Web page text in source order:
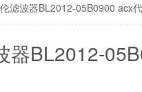
滤波器BL2012-05B0900
器BL2012-